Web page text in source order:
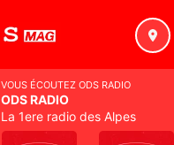
VOUS ÉCOUTEZ ODS RADIO
ODS RADIO
La 1ere radio des Alpes